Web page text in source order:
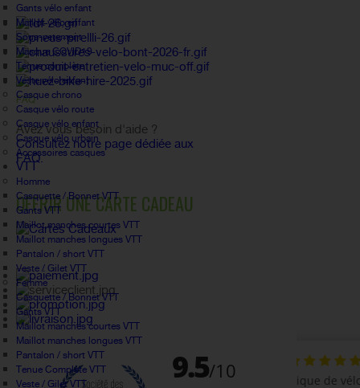
Gants vélo enfant
Maillot vélo enfant
Sous-vetement
Masque COVID19
Tenue complète
Veste vélo enfant
Casque chrono
Casque vélo route
Casque vélo enfant
Casque vélo urbain
Accessoires casques
VTT
Homme
Casquette / Bonnet VTT
Gants VTT
Maillot manches courtes VTT
Maillot manches longues VTT
Pantalon / short VTT
Veste / Gilet VTT
Femme
Casquette / Bonnet VTT
Gants VTT
Maillot manches courtes VTT
Maillot manches longues VTT
Pantalon / short VTT
Tenue Complète VTT
Veste / Gilet VTT
FAQ
Avez vous besoin d'aide ?
Consultez notre page dédiée aux
FAQ.
OFFRIR UNE CARTE CADEAU